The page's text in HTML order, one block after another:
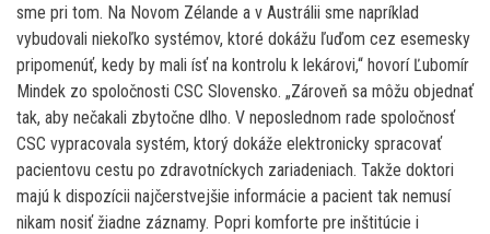
sme pri tom. Na Novom Zélande a v Austrálii sme napríklad
vybudovali niekoľko systémov, ktoré dokážu ľuďom cez esemesky
pripomenúť, kedy by mali ísť na kontrolu k lekárovi,“ hovorí Ľubomír
Mindek zo spoločnosti CSC Slovensko. „Zároveň sa môžu objednať
tak, aby nečakali zbytočne dlho. V neposlednom rade spoločnosť
CSC vypracovala systém, ktorý dokáže elektronicky spracovať
pacientovu cestu po zdravotníckych zariadeniach. Takže doktori
majú k dispozícii najčerstvejšie informácie a pacient tak nemusí
nikam nosiť žiadne záznamy. Popri komforte pre inštitúcie i